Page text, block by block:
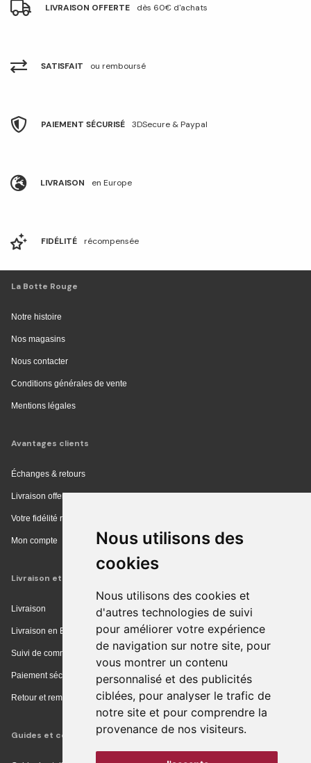
Nous utilisons des
cookies
Nous utilisons des cookies et
d'autres technologies de suivi
pour améliorer votre expérience
de navigation sur notre site, pour
vous montrer un contenu
personnalisé et des publicités
ciblées, pour analyser le trafic de
notre site et pour comprendre la
provenance de nos visiteurs.
LIVRAISON OFFERTE dès 60€ d'achats
SATISFAIT ou remboursé
PAIEMENT SÉCURISÉ 3DSecure & Paypal
LIVRAISON en Europe
FIDÉLITÉ récompensée
La Botte Rouge
Notre histoire
Nos magasins
Nous contacter
Conditions générales de vente
Mentions légales
Avantages clients
Échanges & retours
Livraison offerte en magasin
Votre fidélité récompensée
Mon compte
Livraison et achat
Livraison
Livraison en Europe
Suivi de commande
Paiement sécurisé
Retour et remboursement
Guides et conseils